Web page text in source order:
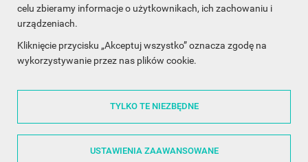
celu zbieramy informacje o użytkownikach, ich zachowaniu i
urządzeniach.
Kliknięcie przycisku „Akceptuj wszystko” oznacza zgodę na
wykorzystywanie przez nas plików cookie.
TYLKO TE NIEZBĘDNE
USTAWIENIA ZAAWANSOWANE
OBSŁUGA KLIENTA
WSPÓŁPRACA
ŚLEDŹ NAS NA FACEBOOKU
Made with❤in Poland